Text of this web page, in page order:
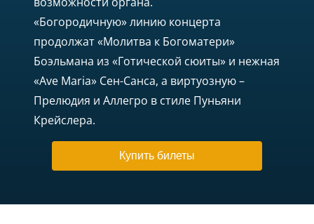
«Богородичную» линию концерта
продолжат «Молитва к Богоматери»
Боэльмана из «Готической сюиты» и нежная
«Ave Maria» Сен-Санса, а виртуозную –
Прелюдия и Аллегро в стиле Пуньяни
Крейслера.
Купить билеты